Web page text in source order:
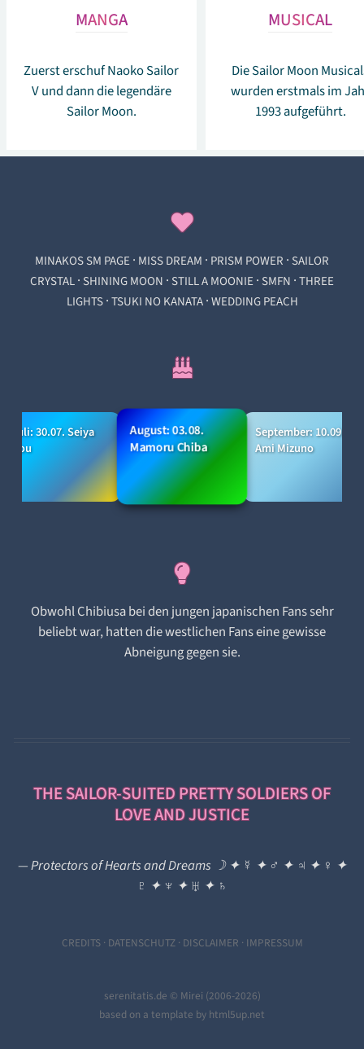
MANGA
Zuerst erschuf Naoko Sailor
V und dann die legendäre
Sailor Moon.
MUSICAL
Die Sailor Moon
wurden erstmals im
1993 aufgeführt.
MINAKOS SM PAGE· MISS DREAM · PRISM POWER ·SAILOR
CRYSTAL·SHINING MOON ·STILL A MOONIE·SMFN ·THREE
LIGHTS·TSUKI NO KANATA·WEDDING PEACH
Juli: 30.07. Seiya
Kou
August: 03.08.
Mamoru Chiba
September: 10.09.
Ami Mizuno
Obwohl Chibiusa bei den jungen japanischen Fans sehr
beliebt war, hatten die westlichen Fans eine gewisse
Abneigung gegen sie.
THE SAILOR-SUITED PRETTY SOLDIERS OF
LOVE AND JUSTICE
— Protectors of Hearts and Dreams ☽ ✦ ☿ ✦ ♂ ✦ ♃ ✦ ♀ ✦
♇ ✦ ♆ ✦ ♅ ✦ ♄
CREDITS· DATENSCHUTZ· DISCLAIMER · IMPRESSUM
serenitatis.de © Mirei (2006-2026)
based on a template by html5up.net